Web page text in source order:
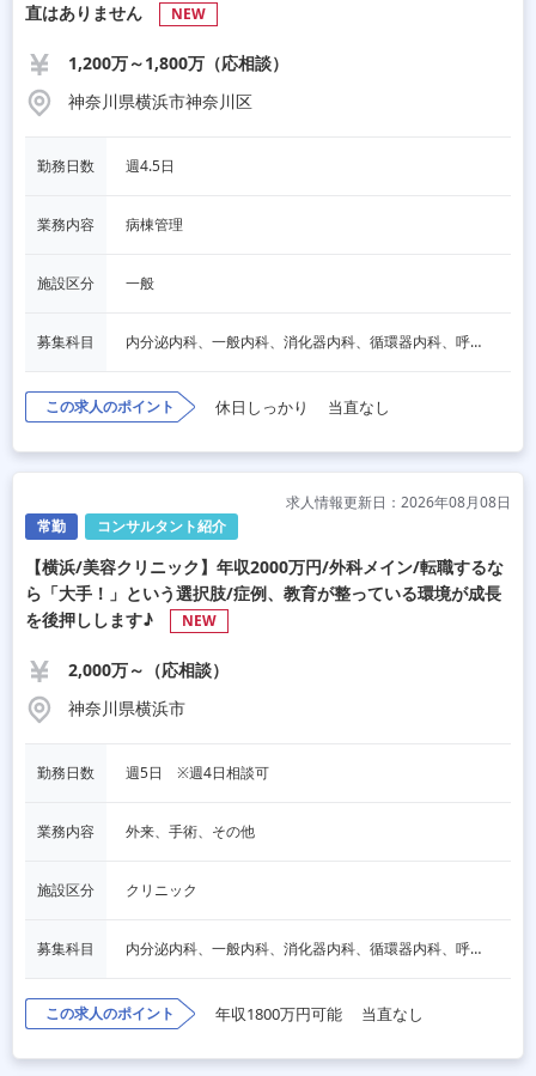
直はありません
NEW
1,200万～1,800万（応相談）
神奈川県横浜市神奈川区
勤務日数 週4.5日
業務内容 病棟管理
施設区分 一般
募集科目 内分泌内科、一般内科、消化器内科、循環器内科、呼吸器内科、血液内科、心療内科、脳神経内科、老人内科、一般外科、消化器外科、脳神経外科、整形外科、リハビリテーション科
この求人のポイント 休日しっかり 当直なし
常勤 コンサルタント紹介
求人情報更新日：2026年08月08日
【横浜/美容クリニック】年収2000万円/外科メイン/転職するな
ら「大手！」という選択肢/症例、教育が整っている環境が成長
を後押しします♪
NEW
2,000万～（応相談）
神奈川県横浜市
勤務日数 週5日　※週4日相談可
業務内容 外来、手術、その他
施設区分 クリニック
募集科目 内分泌内科、一般内科、消化器内科、循環器内科、呼吸器内科、血液内科、心療内科、脳神経内科、老人内科、一般外科、消化器外科、心臓外科、呼吸器外科、脳神経外科、整形外科、形成外科、リハビリテーション科、小児科、産婦人科、婦人科、精神科、眼科、耳鼻咽喉科、皮膚科、泌尿器科、放射線科、人工透析、麻酔科、美容外科、人間ドック・検診、その他
この求人のポイント 年収1800万円可能 当直なし